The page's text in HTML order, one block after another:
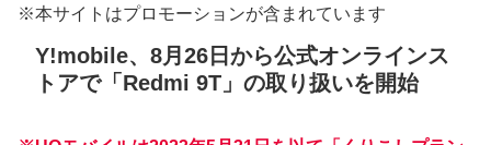
※本サイトはプロモーションが含まれています
Y!mobile、8月26日から公式オンラインス
トアで「Redmi 9T」の取り扱いを開始